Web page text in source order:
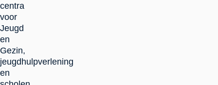
centra
voor
Jeugd
en
Gezin,
jeugdhulpverlening
en